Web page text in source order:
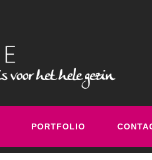
PORTFOLIO